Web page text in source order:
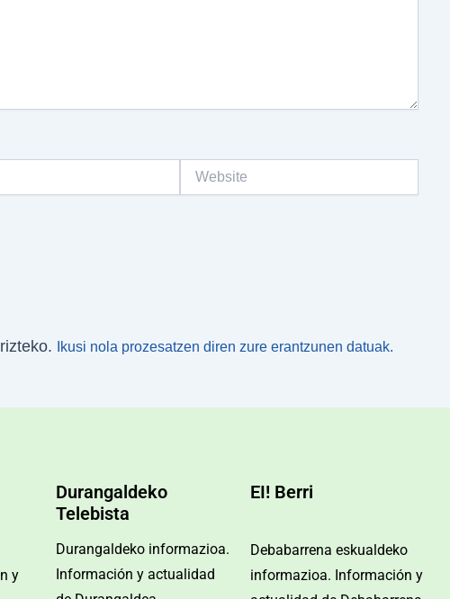
Ikusi nola prozesatzen diren zure erantzunen datuak.
y
Durangaldeko
Telebista
Durangaldeko informazioa.
Información y actualidad
EI! Berri
Debabarrena eskualdeko
informazioa. Información y